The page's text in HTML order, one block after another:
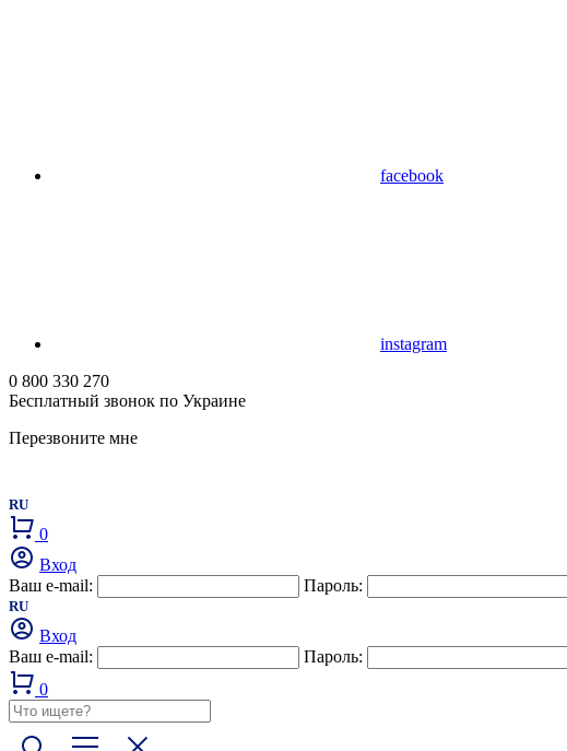
facebook
instagram
0 800 330 270
Бесплатный звонок по Украине
Перезвоните мне
RU
0
Вход
Ваш e-mail:
Пароль:
RU
Вход
Ваш e-mail:
Пароль:
0